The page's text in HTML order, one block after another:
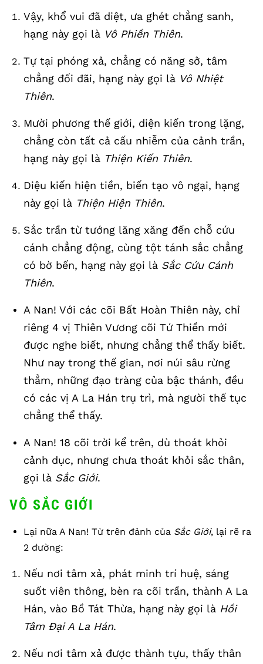
Vậy, khổ vui đã diệt, ưa ghét chẳng sanh,
hạng này gọi là Vô Phiền Thiên.
Tự tại phóng xả, chẳng có năng sở, tâm
chẳng đối đãi, hạng này gọi là Vô Nhiệt
Thiên.
Mười phương thế giới, diện kiến trong lặng,
chẳng còn tất cả cấu nhiễm của cảnh trần,
hạng này gọi là Thiện Kiến Thiên.
Diệu kiến hiện tiền, biến tạo vô ngại, hạng
này gọi là Thiện Hiện Thiên.
Sắc trần từ tướng lăng xăng đến chỗ cứu
cánh chẳng động, cùng tột tánh sắc chẳng
có bờ bến, hạng này gọi là Sắc Cứu Cánh
Thiên.
A Nan! Với các cõi Bất Hoàn Thiên này, chỉ
riêng 4 vị Thiên Vương cõi Tứ Thiền mới
được nghe biết, nhưng chẳng thể thấy biết.
Như nay trong thế gian, nơi núi sâu rừng
thẳm, những đạo tràng của bậc thánh, đều
có các vị A La Hán trụ trì, mà người thế tục
chẳng thể thấy.
A Nan! 18 cõi trời kể trên, dù thoát khỏi
cảnh dục, nhưng chưa thoát khỏi sắc thân,
gọi là Sắc Giới.
VÔ SẮC GIỚI
Lại nữa A Nan! Từ trên đảnh của Sắc Giới, lại rẽ ra
2 đường:
Nếu nơi tâm xả, phát minh trí huệ, sáng
suốt viên thông, bèn ra cõi trần, thành A La
Hán, vào Bồ Tát Thừa, hạng này gọi là Hồi
Tâm Đại A La Hán.
Nếu nơi tâm xả được thành tựu, thấy thân